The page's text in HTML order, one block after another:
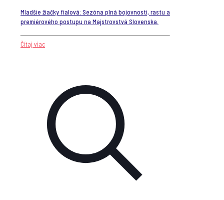
Mladšie žiačky fialová: Sezóna plná bojovnosti, rastu a
premiérového postupu na Majstrovstvá Slovenska.
Čítaj viac